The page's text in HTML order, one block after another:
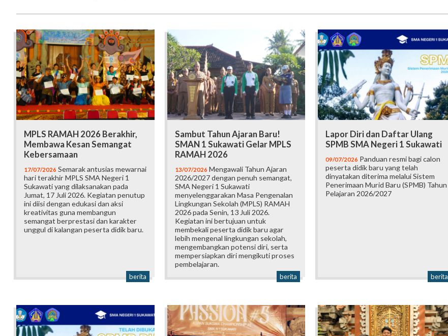
MPLS RAMAH 2026 Berakhir,
Membawa Kesan Semangat
Kebersamaan
17/07/2026 Semarak antusias mewarnai
hari terakhir MPLS SMA Negeri 1
Sukawati yang dilaksanakan pada
Jumat, 17 Juli 2026. Kegiatan penutup
ini diisi dengan edukasi dan aksi
kreativitas guna membangun
semangat berprestasi dan karakter
unggul di kalangan peserta didik baru.
berita
Sambut Tahun Ajaran Baru!
SMAN 1 Sukawati Gelar MPLS
RAMAH 2026
13/07/2026 Mengawali Tahun Ajaran
2026/2027 dengan penuh semangat,
SMA Negeri 1 Sukawati
menyelenggarakan Masa Pengenalan
Lingkungan Sekolah (MPLS) RAMAH
2026 pada Senin, 13 Juli 2026.
Kegiatan ini bertujuan untuk
membekali peserta didik baru agar
lebih mengenal lingkungan sekolah,
mengembangkan potensi diri, serta
mempersiapkan diri mengikuti proses
pembelajaran.
berita
Lapor Diri dan Daftar Ulang
SPMB SMA Negeri 1 Sukawati
09/07/2026 Panduan resmi bagi calon
peserta didik baru yang telah
dinyatakan diterima melalui Sistem
Penerimaan Murid Baru (SPMB) Tahun
Pelajaran 2026/2027
berita